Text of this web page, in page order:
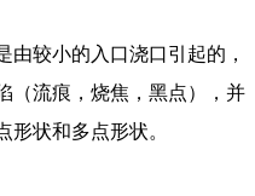
由较小的入口浇口引起的，
（流痕，烧焦，黑点），并
形状和多点形状。